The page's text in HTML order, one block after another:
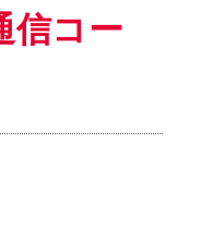
信コー